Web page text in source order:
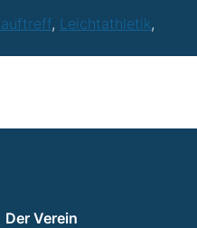
, Leichtathletik,
Der Verein